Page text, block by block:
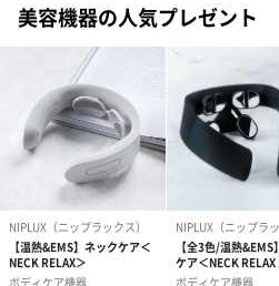
ダンボール装飾（ひま
わり）（720円）
ダンボー
ーリップ
紙袋
お渡し用の紙袋です。
商品に合わせたサイズをお届けしま
美容機器の人気プレゼント